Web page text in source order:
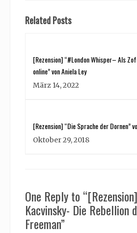
Related Posts
[Rezension] “#London Whisper– Als
online” von Aniela Ley
März 14, 2022
[Rezension] “Die Sprache der Dornen”
Oktober 29, 2018
One Reply to
Kacvinsky- Die Rebellion
Freeman”